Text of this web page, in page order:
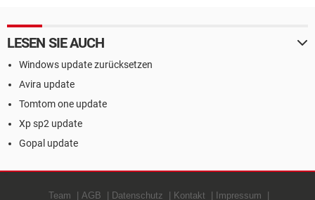
LESEN SIE AUCH
Windows update zurücksetzen
Avira update
Tomtom one update
Xp sp2 update
Gopal update
Team AGB Datenschutz Kontakt Impressum